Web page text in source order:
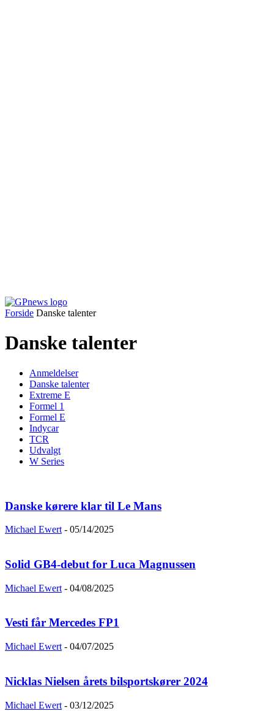
Forside Danske talenter
Danske talenter
Anmeldelser
Danske talenter
Extreme E
Formel 1
Formel E
Indycar
TCR
Udvalgt
W Series
Danske kørere klar til Le Mans
Michael Ewert - 05/14/2025
Solid GB4-debut for Luca Magnussen
Michael Ewert - 04/08/2025
Vesti får Mercedes FP1
Michael Ewert - 04/07/2025
Nicklas Nielsen årets bilsportskører 2024
Michael Ewert - 03/12/2025